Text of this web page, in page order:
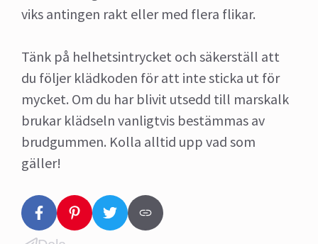
viks antingen rakt eller med flera flikar.
Tänk på helhetsintrycket och säkerställ att
du följer klädkoden för att inte sticka ut för
mycket. Om du har blivit utsedd till marskalk
brukar klädseln vanligtvis bestämmas av
brudgummen. Kolla alltid upp vad som
gäller!